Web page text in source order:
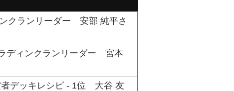
クランリーダー 安部 純平さ
ディンクランリーダー 宮本
者デッキレシピ - 1位 大谷 友